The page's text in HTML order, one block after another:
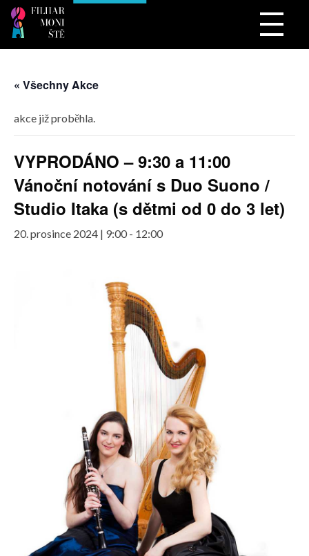
Filharmonistě
« Všechny Akce
akce již proběhla.
VYPRODÁNO – 9:30 a 11:00
Vánoční notování s Duo Suono /
Studio Itaka (s dětmi od 0 do 3 let)
20. prosince 2024 | 9:00 - 12:00